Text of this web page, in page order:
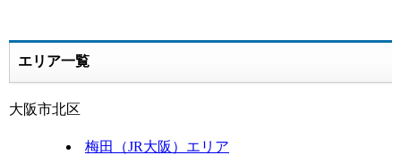
エリア一覧
大阪市北区
梅田（JR大阪）エリア